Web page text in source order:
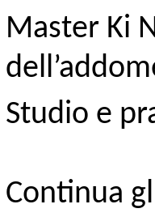
Master Ki
Studio e
Continua